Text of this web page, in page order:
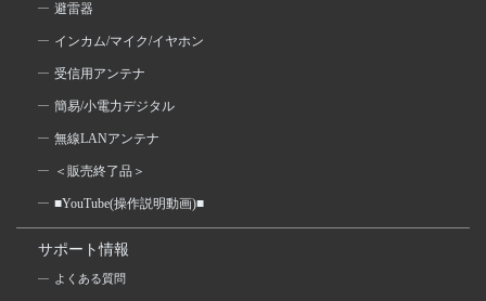
避雷器
インカム/マイク/イヤホン
受信用アンテナ
簡易/小電力デジタル
無線LANアンテナ
＜販売終了品＞
■YouTube(操作説明動画)■
サポート情報
よくある質問